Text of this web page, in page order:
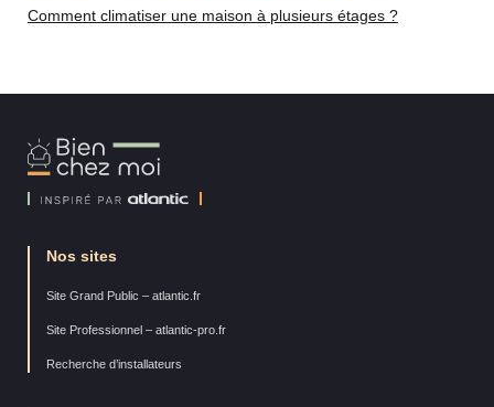
Comment climatiser une maison à plusieurs étages ?
Bien
Chez
Nos sites
Site Grand Public – atlantic.fr
Site Professionnel – atlantic-pro.fr
Recherche d’installateurs